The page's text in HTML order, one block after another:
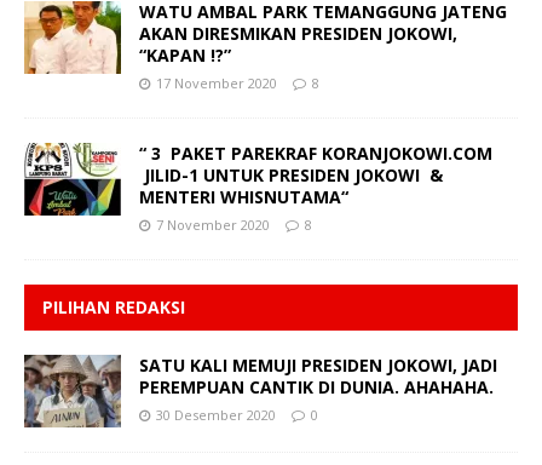
WATU AMBAL PARK TEMANGGUNG JATENG
AKAN DIRESMIKAN PRESIDEN JOKOWI,
“KAPAN !?”
17 November 2020 8
“ 3 PAKET PAREKRAF KORANJOKOWI.COM
JILID-1 UNTUK PRESIDEN JOKOWI &
MENTERI WHISNUTAMA“
7 November 2020 8
PILIHAN REDAKSI
SATU KALI MEMUJI PRESIDEN JOKOWI, JADI
PEREMPUAN CANTIK DI DUNIA. AHAHAHA.
30 Desember 2020 0